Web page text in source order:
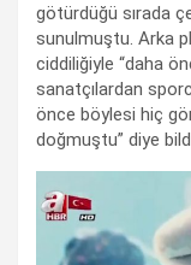
götürdüğü sırada
sunulmuştu. Arka
ciddiliğiyle “daha
sanatçılardan
önce böylesi hiç
doğmuştu” diye